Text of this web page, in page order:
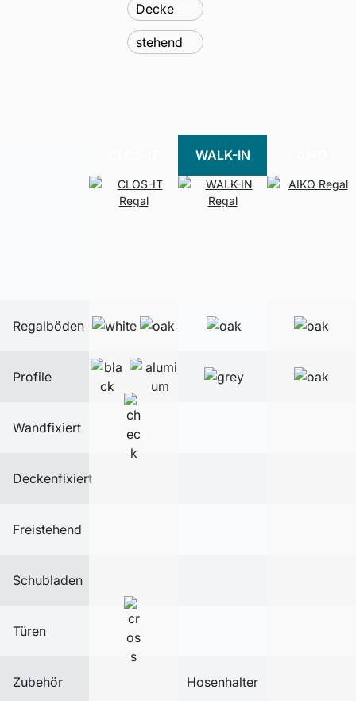
Decke
stehend
Regalböden
Profile
Wandfixiert
Deckenfixiert
Freistehend
Schubladen
Türen
Zubehör
WALK-IN
Hosenhalter